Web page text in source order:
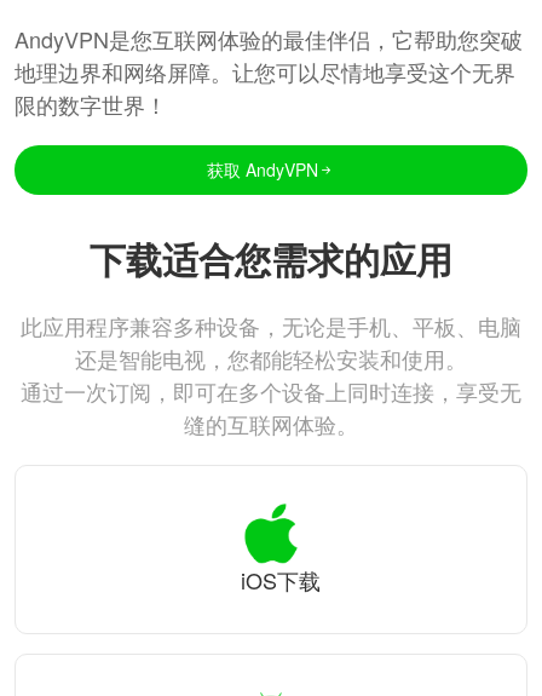
AndyVPN是您互联网体验的最佳伴侣，它帮助您突破
地理边界和网络屏障。让您可以尽情地享受这个无界
限的数字世界！
获取 AndyVPN
下载适合您需求的应用
此应用程序兼容多种设备，无论是手机、平板、电脑
还是智能电视，您都能轻松安装和使用。
通过一次订阅，即可在多个设备上同时连接，享受无
缝的互联网体验。
iOS下载